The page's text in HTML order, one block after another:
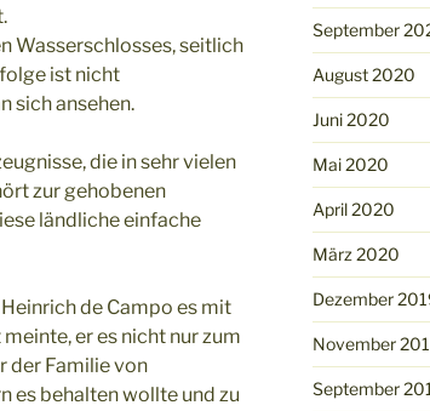
Wasserschlosses, seitlich
ist nicht
sich ansehen.
die in sehr vielen
zur gehobenen
ländliche einfache
de Campo es mit
er es nicht nur zum
der Familie von
es behalten wollte und zu
September
August 2020
Juni 2020
Mai 2020
April 2020
März 2020
Dezember
November
September